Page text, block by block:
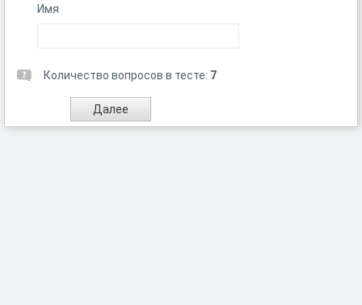
Имя
Количество вопросов в тесте: 7